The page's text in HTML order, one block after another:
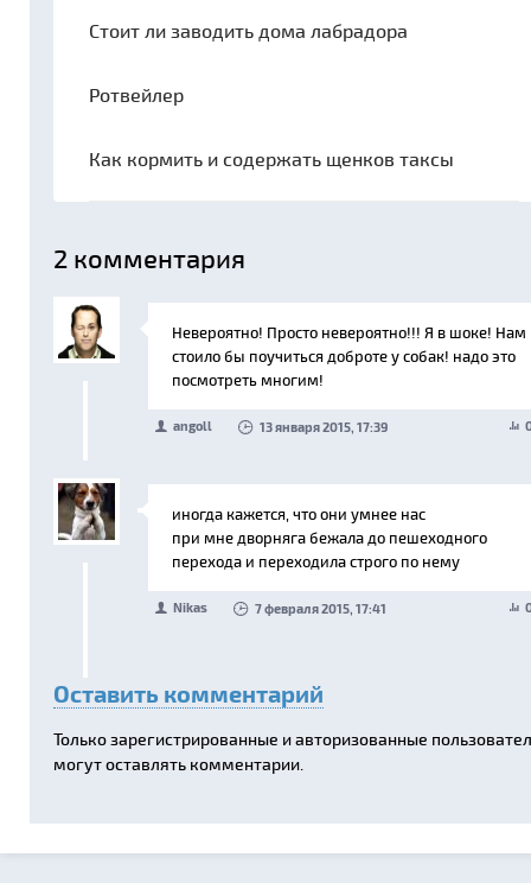
Стоит ли заводить дома лабрадора
Ротвейлер
Как кормить и содержать щенков таксы
2 комментария
Невероятно! Просто невероятно!!! Я в шоке! Нам
стоило бы поучиться доброте у собак! надо это
посмотреть многим!
angoll 13 января 2015, 17:39
иногда кажется, что они умнее нас
при мне дворняга бежала до пешеходного
перехода и переходила строго по нему
Nikas 7 февраля 2015, 17:41
Оставить комментарий
Только зарегистрированные и авторизованные
могут оставлять комментарии.